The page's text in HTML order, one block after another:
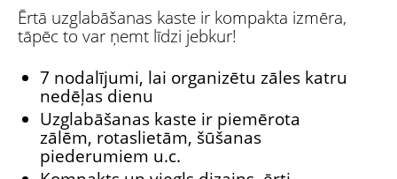
Ērtā uzglabāšanas kaste ir kompakta izmēra,
tāpēc to var ņemt līdzi jebkur!
7 nodalījumi, lai organizētu zāles katru
nedēļas dienu
Uzglabāšanas kaste ir piemērota
zālēm, rotaslietām, šūšanas
piederumiem u.c.